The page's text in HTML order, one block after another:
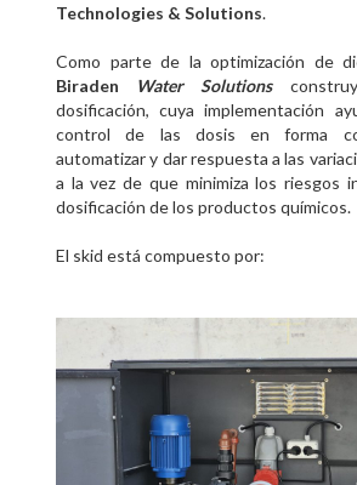
Technologies & Solutions.
Como parte de la optimización de
Biraden
Water Solutions
dosificación, cuya implementación
control de las dosis en forma
automatizar y dar respuesta a las
a la vez de que minimiza los riesgos
dosificación de los productos químicos.
El skid está compuesto por: